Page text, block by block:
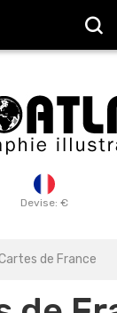
Devise: €
de France